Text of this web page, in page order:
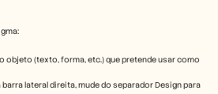
objeto (texto, forma, etc.) que pretende usar como
lateral direita, mude do separador Design para